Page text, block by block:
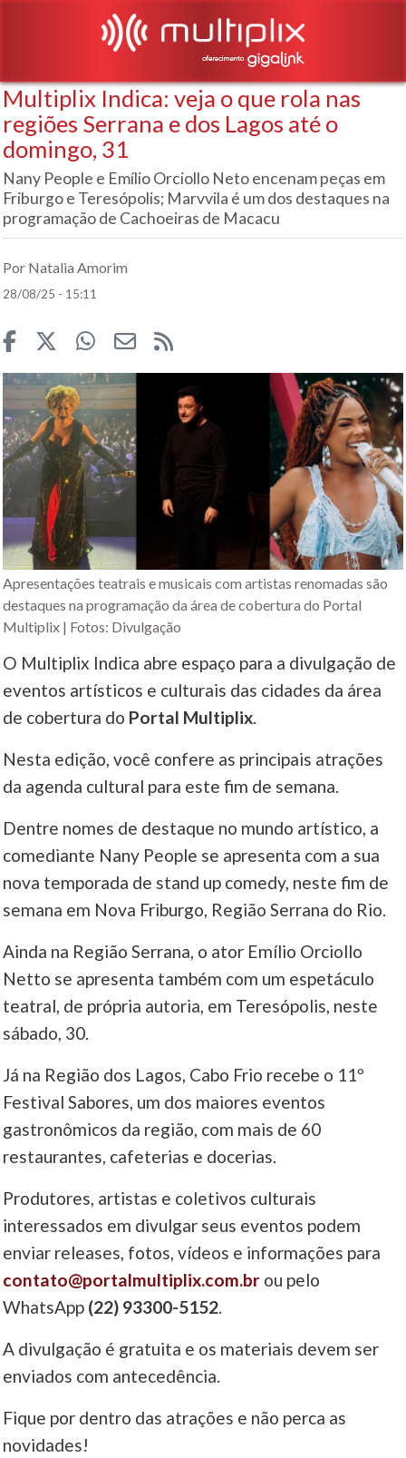
Multiplix Indica: veja o que rola nas
regiões Serrana e dos Lagos até o
domingo, 31
Nany People e Emílio Orciollo Neto encenam peças em
Friburgo e Teresópolis; Marvvila é um dos destaques na
programação de Cachoeiras de Macacu
Por Natalia Amorim
28/08/25 - 15:11
Apresentações teatrais e musicais com artistas renomadas são
destaques na programação da área de cobertura do Portal
Multiplix | Fotos: Divulgação
O Multiplix Indica abre espaço para a divulgação de
eventos artísticos e culturais das cidades da área
de cobertura do Portal Multiplix.
Nesta edição, você confere as principais atrações
da agenda cultural para este fim de semana.
Dentre nomes de destaque no mundo artístico, a
comediante Nany People se apresenta com a sua
nova temporada de stand up comedy, neste fim de
semana em Nova Friburgo, Região Serrana do Rio.
Ainda na Região Serrana, o ator Emílio Orciollo
Netto se apresenta também com um espetáculo
teatral, de própria autoria, em Teresópolis, neste
sábado, 30.
Já na Região dos Lagos, Cabo Frio recebe o 11º
Festival Sabores, um dos maiores eventos
gastronômicos da região, com mais de 60
restaurantes, cafeterias e docerias.
Produtores, artistas e coletivos culturais
interessados em divulgar seus eventos podem
enviar releases, fotos, vídeos e informações para
contato@portalmultiplix.com.br ou pelo
WhatsApp (22) 93300-5152.
A divulgação é gratuita e os materiais devem ser
enviados com antecedência.
Fique por dentro das atrações e não perca as
novidades!